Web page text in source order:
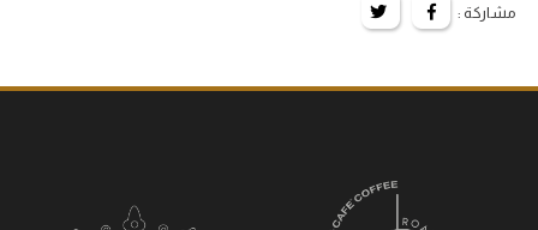
مشاركة :